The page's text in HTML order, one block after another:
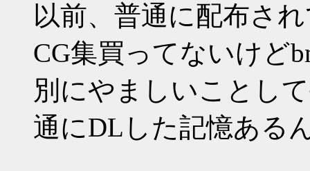
以前、普通に配布さ
CG集買ってないけど
別にやましいことし
通にDLした記憶ある